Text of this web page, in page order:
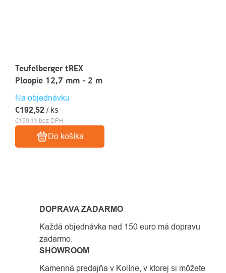
Teufelberger tREX
Ploopie 12,7 mm - 2 m
Na objednávku
€159,11 bez DPH
€192,52 / ks
Do košíka
VÝPISU
DOPRAVA ZADARMO
Každá objednávka nad 150 euro má dopravu
zadarmo.
SHOWROOM
Kamenná predajňa v Kolíne, v ktorej si môžete